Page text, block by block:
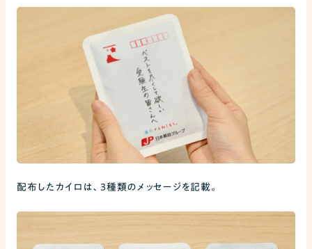
配布したカイロは、3種類のメッセージを記載。